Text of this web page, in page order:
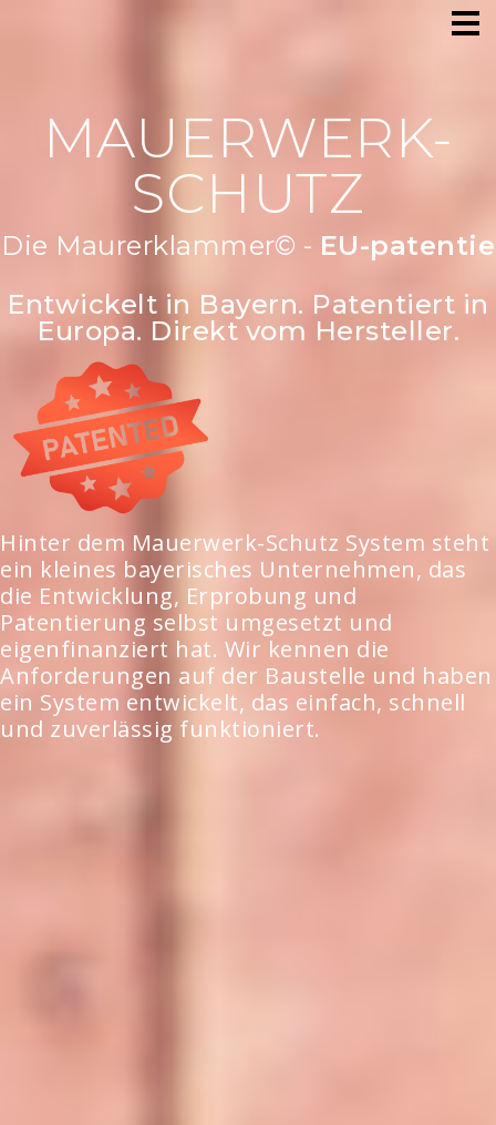
MAUERWERK-
SCHUTZ
Die Maurerklammer© -Robust &
Entwickelt in Bayern. Patentiert in
Europa. Direkt vom Hersteller.
Hinter dem Mauerwerk-Schutz System steht
ein kleines bayerisches Unternehmen, das
die Entwicklung, Erprobung und
Patentierung selbst umgesetzt und
eigenfinanziert hat. Wir kennen die
Anforderungen auf der Baustelle und haben
ein System entwickelt, das einfach, schnell
und zuverlässig funktioniert.